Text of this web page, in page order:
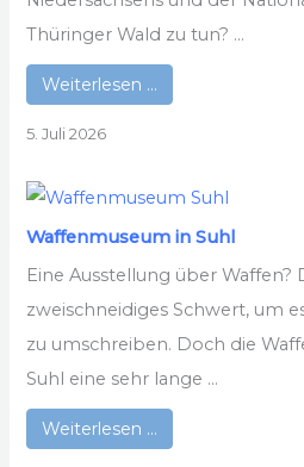
Thüringer Wald zu tun? ...
Weiterlesen …
5. Juli 2026
Waffenmuseum in Suhl
Eine Ausstellung über Waffen?
zweischneidiges Schwert, um
zu umschreiben. Doch die
Suhl eine sehr lange ...
Weiterlesen …